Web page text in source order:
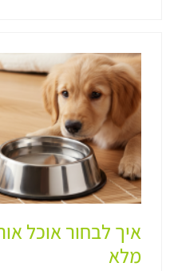
איך לבחור אוכל
מלא